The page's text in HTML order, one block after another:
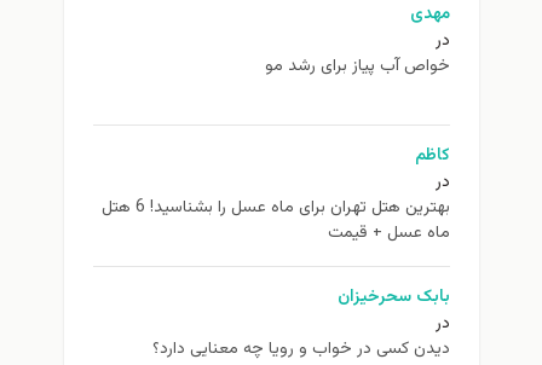
مهدی
در
خواص آب پیاز برای رشد مو
کاظم
در
بهترین هتل تهران برای ماه عسل را بشناسید! 6 هتل
ماه عسل + قیمت
بابک سحرخیزان
در
دیدن کسی در خواب و رویا چه معنایی دارد؟